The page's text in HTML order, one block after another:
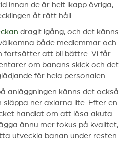
innan de är helt ikapp övriga,
åt rätt håll.
dragit igång, och det känns
både medlemmar och
fortsätter att bli bättre. Vi får
om banans skick och det
för hela personalen.
anläggningen känns det också
ner axlarna lite. Efter en
handlat om att lösa akuta
ännu mer fokus på kvalitet,
utveckla banan under resten